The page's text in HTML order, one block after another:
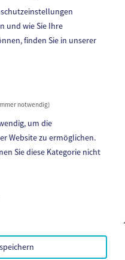
Paternion
28 88 0
28 88 - 40
und wie Sie Ihre
finden Sie in unserer
notwendig)
um die
Website zu ermöglichen.
Sie diese Kategorie nicht